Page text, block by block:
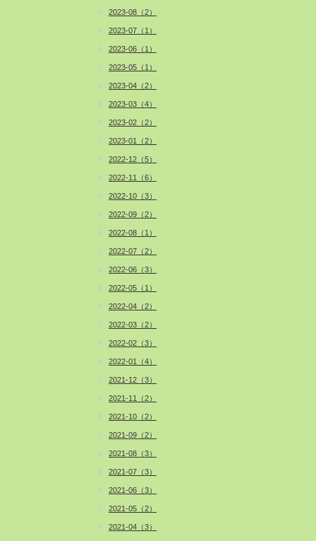
2023-08（2）
2023-07（1）
2023-06（1）
2023-05（1）
2023-04（2）
2023-03（4）
2023-02（2）
2023-01（2）
2022-12（5）
2022-11（6）
2022-10（3）
2022-09（2）
2022-08（1）
2022-07（2）
2022-06（3）
2022-05（1）
2022-04（2）
2022-03（2）
2022-02（3）
2022-01（4）
2021-12（3）
2021-11（2）
2021-10（2）
2021-09（2）
2021-08（3）
2021-07（3）
2021-06（3）
2021-05（2）
2021-04（3）